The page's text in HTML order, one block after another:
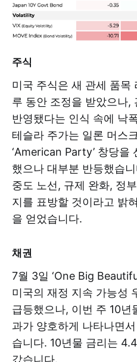
주식
미국 주식은 새 관세 품목
루 동안 조정을 받았으나,
반영됐다는 인식 속에 낙
테슬라 주가는 일론 머스
‘American Party’ 창당을
했으나 대부분 반등했습
중도 노선, 규제 완화, 정
지를 표방할 것이라고 밝
을 얻었습니다.
채권
7월 3일 ‘One Big
미국의 재정 지속 가능성
급등했으나, 이번 주 10년
과가 양호하게 나타나면
습니다. 10년물 금리는
갔습니다.